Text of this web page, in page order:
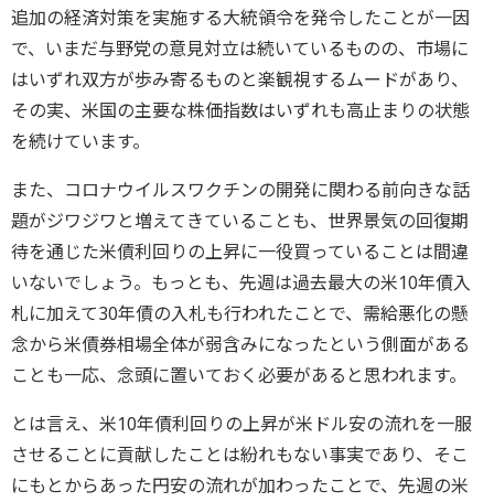
追加の経済対策を実施する大統領令を発令したことが一因
で、いまだ与野党の意見対立は続いているものの、市場に
はいずれ双方が歩み寄るものと楽観視するムードがあり、
その実、米国の主要な株価指数はいずれも高止まりの状態
を続けています。
また、コロナウイルスワクチンの開発に関わる前向きな話
題がジワジワと増えてきていることも、世界景気の回復期
待を通じた米債利回りの上昇に一役買っていることは間違
いないでしょう。もっとも、先週は過去最大の米10年債入
札に加えて30年債の入札も行われたことで、需給悪化の懸
念から米債券相場全体が弱含みになったという側面がある
ことも一応、念頭に置いておく必要があると思われます。
とは言え、米10年債利回りの上昇が米ドル安の流れを一服
させることに貢献したことは紛れもない事実であり、そこ
にもとからあった円安の流れが加わったことで、先週の米